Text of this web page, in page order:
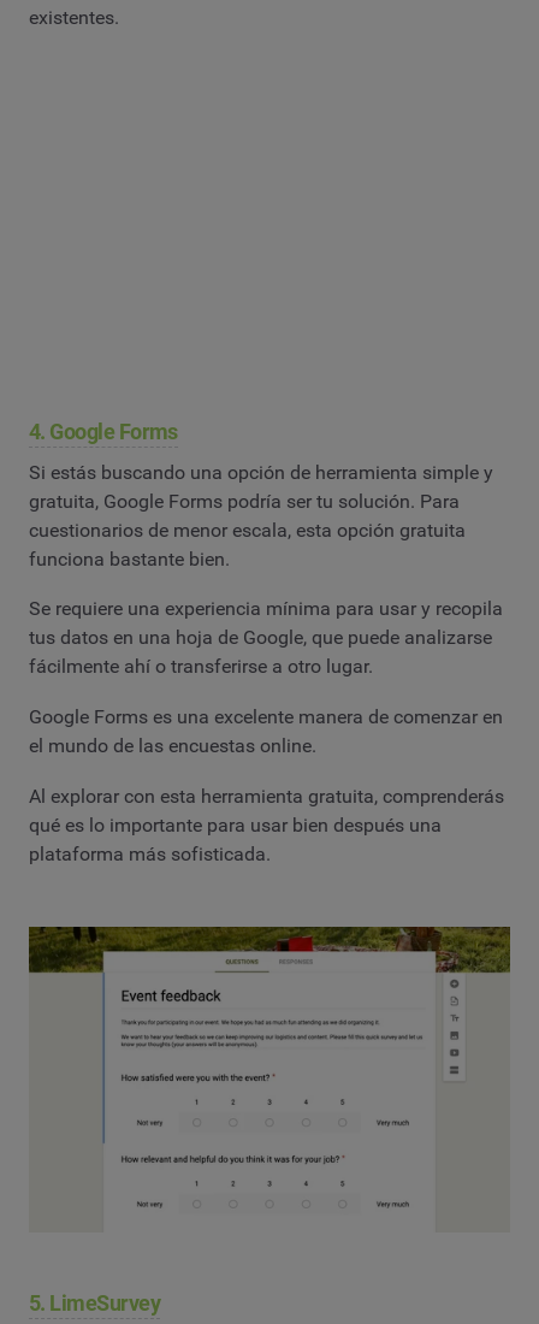
existentes.
4. Google Forms
Si estás buscando una opción de herramienta simple y
gratuita, Google Forms podría ser tu solución. Para
cuestionarios de menor escala, esta opción gratuita
funciona bastante bien.
Se requiere una experiencia mínima para usar y recopila
tus datos en una hoja de Google, que puede analizarse
fácilmente ahí o transferirse a otro lugar.
Google Forms es una excelente manera de comenzar en
el mundo de las encuestas online.
Al explorar con esta herramienta gratuita, comprenderás
qué es lo importante para usar bien después una
plataforma más sofisticada.
5. LimeSurvey